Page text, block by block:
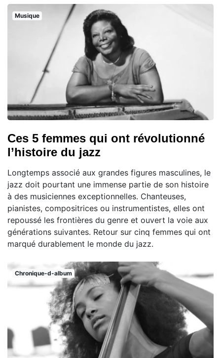
Musique
Ces 5 femmes qui ont révolutionné
l’histoire du jazz
Longtemps associé aux grandes figures masculines, le
jazz doit pourtant une immense partie de son histoire
à des musiciennes exceptionnelles. Chanteuses,
pianistes, compositrices ou instrumentistes, elles ont
repoussé les frontières du genre et ouvert la voie aux
générations suivantes. Retour sur cinq femmes qui ont
marqué durablement le monde du jazz.
Chronique-d-album